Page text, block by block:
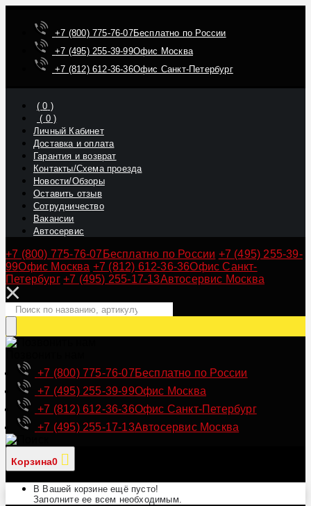
+7 (800) 775-76-07Бесплатно по России
+7 (495) 255-39-99Офис Москва
+7 (812) 612-36-36Офис Санкт-Петербург
(0 )
( 0)
Личный Кабинет
Доставка и оплата
Гарантия и возврат
Контакты/Схема проезда
Новости/Обзоры
Оставить отзыв
Сотрудничество
Вакансии
Автосервис
+7 (800) 775-76-07 Бесплатно по России +7 (495) 255-39-
99Офис Москва +7 (812) 612-36-36Офис Санкт-
Петербург +7 (495) 255-17-13Автосервис Москва
+7 (800) 775-76-07Бесплатно по России
+7 (495) 255-39-99Офис Москва
+7 (812) 612-36-36Офис Санкт-Петербург
+7 (495) 255-17-13Автосервис Москва
Корзина0
В Вашей корзине ещё пусто!
Заполните ее всем необходимым.